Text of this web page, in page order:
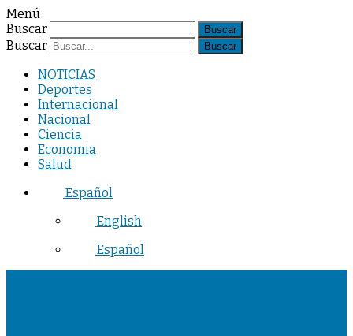
Menú
Buscar
Buscar
NOTICIAS
Deportes
Internacional
Nacional
Ciencia
Economia
Salud
Español
English
Español